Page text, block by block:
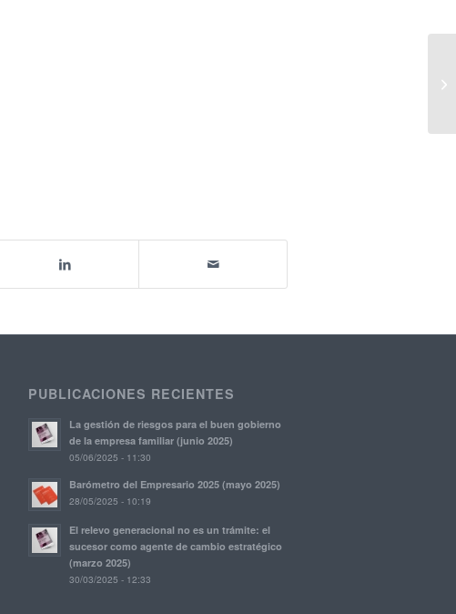
PUBLICACIONES RECIENTES
La gestión de riesgos para el buen gobierno
de la empresa familiar (junio 2025)
05/06/2025 - 11:30
Barómetro del Empresario 2025 (mayo 2025)
28/05/2025 - 10:19
El relevo generacional no es un trámite: el
sucesor como agente de cambio estratégico
(marzo 2025)
30/03/2025 - 12:33